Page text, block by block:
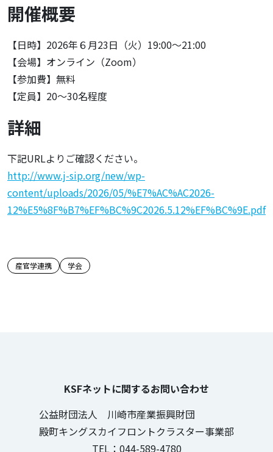
開催概要
【日時】2026年６月23日（火）19:00～21:00
【会場】オンライン（Zoom）
【参加費】無料
【定員】20～30名程度
詳細
下記URLよりご確認ください。
http://www.j-sip.org/new/wp-
content/uploads/2026/05/%E7%AC%AC2026-
12%E5%8F%B7%EF%BC%9C2026.5.12%EF%BC%9E.pdf
この記事のタグ
産官学連携 学会
KSFネットに関するお問い合わせ
公益財団法人 川崎市産業振興財団
殿町キングスカイフロントクラスター事業部
TEL：044-589-4780